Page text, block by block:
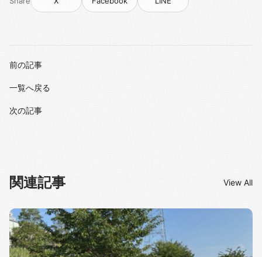
前の記事
一覧へ戻る
次の記事
関連記事 View All